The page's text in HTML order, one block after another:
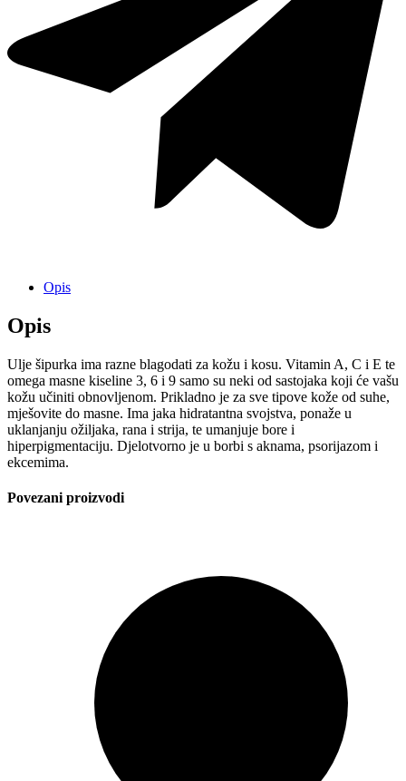
Opis
Opis
Ulje šipurka ima razne blagodati za kožu i kosu. Vitamin A, C i E te
omega masne kiseline 3, 6 i 9 samo su neki od sastojaka koji će vašu
kožu učiniti obnovljenom. Prikladno je za sve tipove kože od suhe,
mješovite do masne. Ima jaka hidratantna svojstva, ponaže u
uklanjanju ožiljaka, rana i strija, te umanjuje bore i
hiperpigmentaciju. Djelotvorno je u borbi s aknama, psorijazom i
ekcemima.
Povezani proizvodi